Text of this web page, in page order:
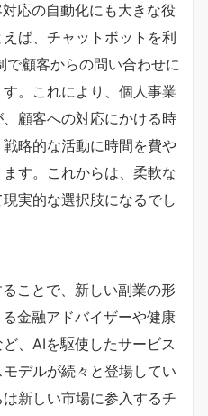
応の自動化にも大きな役
ば、チャットボットを利
顧客からの問い合わせに
。これにより、個人事業
顧客への対応にかける時
略的な活動に時間を費や
す。これからは、柔軟な
実的な選択肢になるでし
ことで、新しい副業の形
金融アドバイザーや健康
、AIを駆使したサービス
デルが続々と登場してい
新しい市場に参入するチ